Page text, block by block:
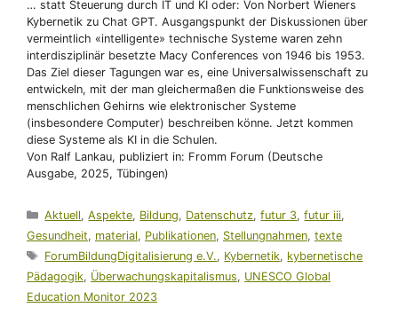
… statt Steuerung durch IT und KI oder: Von Norbert Wieners
Kybernetik zu Chat GPT. Ausgangspunkt der Diskussionen über
vermeintlich «intelligente» technische Systeme waren zehn
interdisziplinär besetzte Macy Conferences von 1946 bis 1953.
Das Ziel dieser Tagungen war es, eine Universalwissenschaft zu
entwickeln, mit der man gleichermaßen die Funktionsweise des
menschlichen Gehirns wie elektronischer Systeme
(insbesondere Computer) beschreiben könne. Jetzt kommen
diese Systeme als KI in die Schulen.
Von Ralf Lankau, publiziert in: Fromm Forum (Deutsche
Ausgabe, 2025, Tübingen)
Kategorien
Aktuell,Aspekte, Bildung, Datenschutz,futur 3,futur iii,
Gesundheit, material, Publikationen, Stellungnahmen, texte
Schlagwörter
ForumBildungDigitalisierung e.V., Kybernetik, kybernetische
Pädagogik, Überwachungskapitalismus, UNESCO Global
Education Monitor 2023